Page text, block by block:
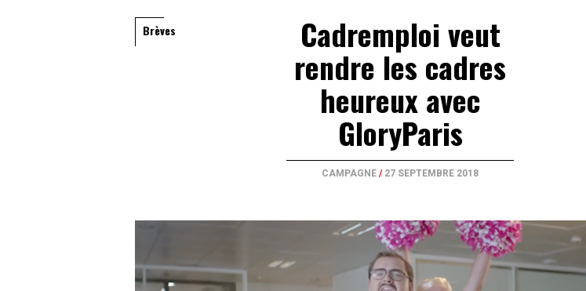
Brèves Cadremploi veut
rendre les cadres
heureux avec
GloryParis
CAMPAGNE / 27 SEPTEMBRE 2018